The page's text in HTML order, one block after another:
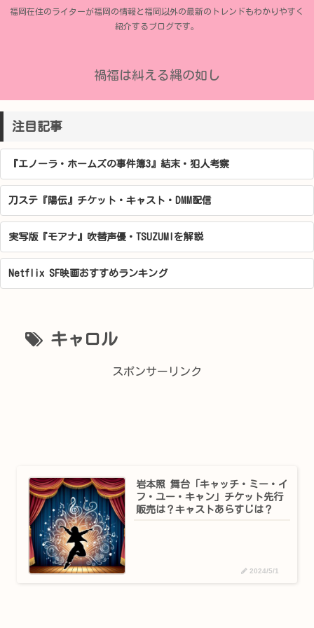
福岡在住のライターが福岡の情報と福岡以外の最新のトレンドもわかりやすく
紹介するブログです。
禍福は糾える縄の如し
注目記事
『エノーラ・ホームズの事件簿3』結末・犯人考察
刀ステ『陽伝』チケット・キャスト・DMM配信
実写版『モアナ』吹替声優・TSUZUMIを解説
Netflix SF映画おすすめランキング
キャロル
スポンサーリンク
岩本照 舞台「キャッチ・ミー・イ
フ・ユー・キャン」チケット先行
販売は？キャストあらすじは？
2024/5/1